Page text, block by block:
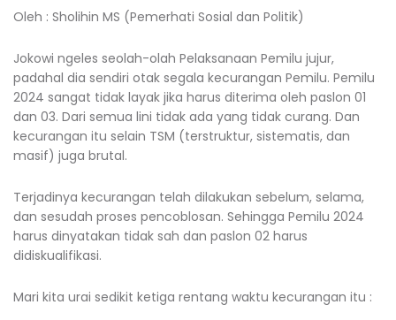
Oleh : Sholihin MS (Pemerhati Sosial dan Politik)
Jokowi ngeles seolah-olah Pelaksanaan Pemilu jujur,
padahal dia sendiri otak segala kecurangan Pemilu. Pemilu
2024 sangat tidak layak jika harus diterima oleh paslon 01
dan 03. Dari semua lini tidak ada yang tidak curang. Dan
kecurangan itu selain TSM (terstruktur, sistematis, dan
masif) juga brutal.
Terjadinya kecurangan telah dilakukan sebelum, selama,
dan sesudah proses pencoblosan. Sehingga Pemilu 2024
harus dinyatakan tidak sah dan paslon 02 harus
didiskualifikasi.
Mari kita urai sedikit ketiga rentang waktu kecurangan itu :